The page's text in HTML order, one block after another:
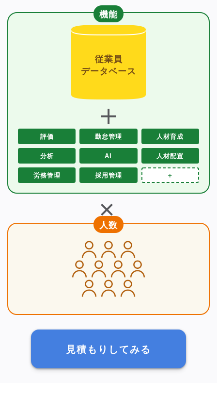
機能
従業員
データベース
＋
評価 勤怠管理 人材育成
分析 AI 人材配置
労務管理 採用管理 ＋
＋
人数
見積もりしてみる